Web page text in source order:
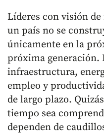
Líderes con visión
un país no se
únicamente en la
próxima generación.
infraestructura,
empleo y
de largo plazo.
tiempo sea
dependen de